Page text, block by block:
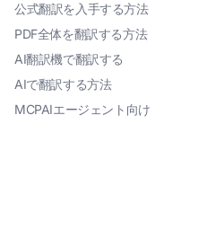
公式翻訳を入手する方法
PDF全体を翻訳する方法
AI翻訳機で翻訳する
AIで翻訳する方法
MCPAIエージェント向け